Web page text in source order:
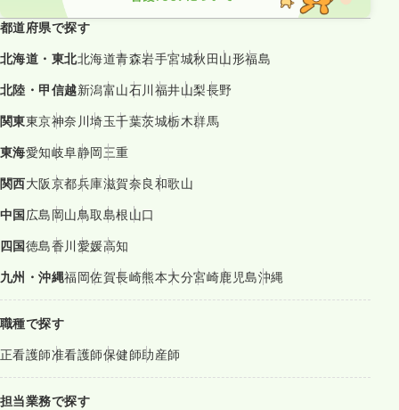
都道府県で探す
北海道・東北北海道青森岩手宮城秋田山形福島
北陸・甲信越新潟富山石川福井山梨長野
関東東京神奈川埼玉千葉茨城栃木群馬
東海愛知岐阜静岡三重
関西大阪京都兵庫滋賀奈良和歌山
中国広島岡山鳥取島根山口
四国徳島香川愛媛高知
九州・沖縄福岡佐賀長崎熊本大分宮崎鹿児島沖縄
職種で探す
正看護師准看護師保健師助産師
担当業務で探す